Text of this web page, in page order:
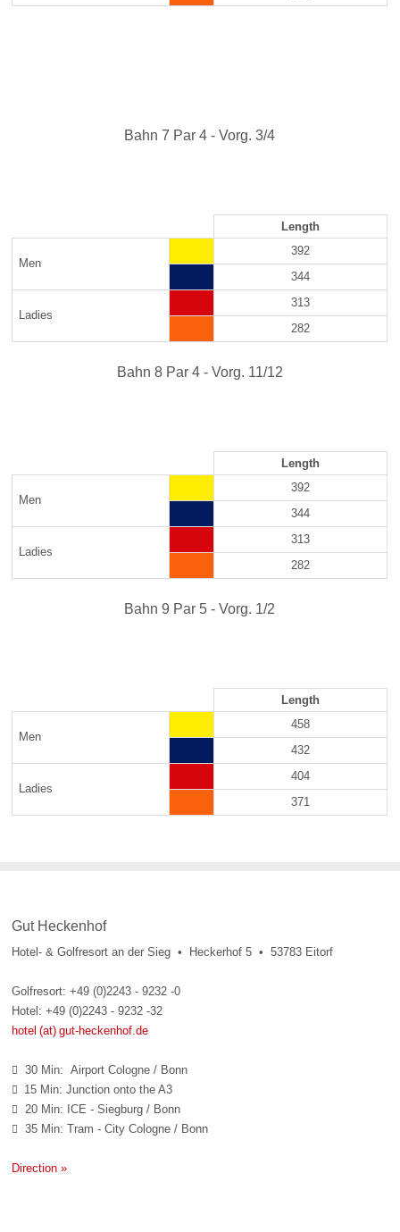
Bahn 7 Par 4 - Vorg. 3/4
Length
Men
392
344
Ladies
313
282
Bahn 8 Par 4 - Vorg. 11/12
Length
Men
392
344
Ladies
313
282
Bahn 9 Par 5 - Vorg. 1/2
Length
Men
458
432
Ladies
404
371
Gut Heckenhof
Hotel- & Golfresort an der Sieg • Heckerhof 5 • 53783 Eitorf
Golfresort: +49 (0)2243 - 9232 -0
Hotel: +49 (0)2243 - 9232 -32
hotel (at) gut-heckenhof.de
 30 Min: Airport Cologne / Bonn
 15 Min: Junction onto the A3
 20 Min: ICE - Siegburg / Bonn
 35 Min: Tram - City Cologne / Bonn
Direction »